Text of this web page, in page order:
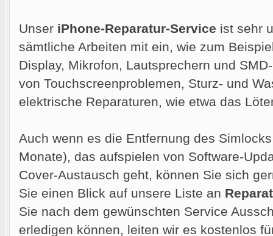
Unser iPhone-Reparatur-Service ist sehr
sämtliche Arbeiten mit ein, wie zum
Display, Mikrofon, Lautsprechern und
von Touchscreenproblemen, Sturz- und
elektrische Reparaturen, wie etwa das
Auch wenn es die Entfernung des
Monate), das aufspielen von Software-
Cover-Austausch geht, können Sie sich
Sie einen Blick auf unsere Liste an
Sie nach dem gewünschten Service
erledigen können, leiten wir es kostenlos